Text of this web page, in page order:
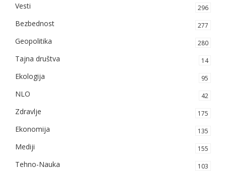
Vesti 296
Bezbednost 277
Geopolitika 280
Tajna društva 14
Ekologija 95
NLO 42
Zdravlje 175
Ekonomija 135
Mediji 155
Tehno-Nauka 103